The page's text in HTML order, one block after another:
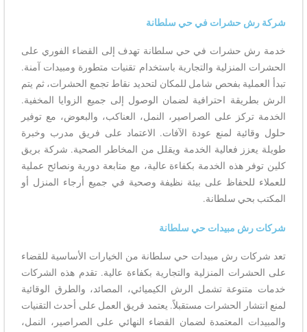
شركة رش حشرات في حي سلطانة
خدمة رش حشرات في حي سلطانة تهدف إلى القضاء الفوري على
الحشرات المنزلية والتجارية باستخدام تقنيات متطورة ومبيدات آمنة.
تبدأ العملية بفحص شامل للمكان لتحديد نقاط تجمع الحشرات، ثم يتم
الرش بطريقة احترافية لضمان الوصول إلى جميع الزوايا المخفية.
الخدمة تركز على الصراصير، النمل، العناكب، والبعوض، مع توفير
حلول وقائية لمنع عودة الآفات. الاعتماد على فريق مدرب وخبرة
طويلة يعزز فعالية الخدمة ويقلل من المخاطر الصحية. شركة بريق
كلين توفر هذه الخدمة بكفاءة عالية، مع متابعة دورية ونصائح عملية
للعملاء للحفاظ على بيئة نظيفة وصحية في جميع أرجاء المنزل أو
المكتب بحي سلطانة.
شركات رش مبيدات حي سلطانة
تعد شركات رش مبيدات حي سلطانة من الخيارات الأساسية للقضاء
على الحشرات المنزلية والتجارية بكفاءة عالية. تقدم هذه الشركات
خدمات متنوعة تشمل الرش الكيميائي، المصائد، والطرق الوقائية
لمنع انتشار الحشرات مستقبلاً. يعتمد فريق العمل على أحدث التقنيات
والمبيدات المعتمدة لضمان القضاء النهائي على الصراصير، النمل،